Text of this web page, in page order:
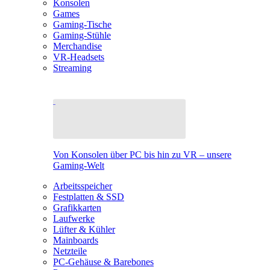
Konsolen
Games
Gaming-Tische
Gaming-Stühle
Merchandise
VR-Headsets
Streaming
Von Konsolen über PC bis hin zu VR – unsere
Gaming-Welt
Arbeitsspeicher
Festplatten & SSD
Grafikkarten
Laufwerke
Lüfter & Kühler
Mainboards
Netzteile
PC-Gehäuse & Barebones